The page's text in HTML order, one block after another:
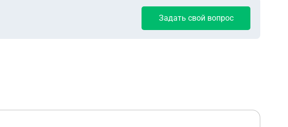
Задать свой вопрос